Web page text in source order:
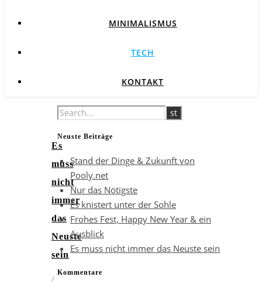
MINIMALISMUS
TECH
KONTAKT
Es
muss
nicht
immer
das
Neuste
sein
/
Neuste Beiträge
Stand der Dinge & Zukunft von
Pooly.net
Nur das Nötigste
Es knistert unter der Sohle
Frohes Fest, Happy New Year & ein
Ausblick
Es muss nicht immer das Neuste sein
Kommentare